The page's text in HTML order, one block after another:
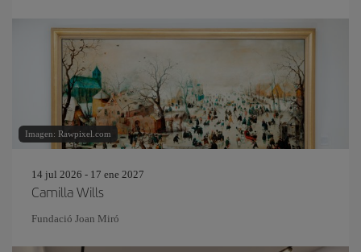
Imagen: Rawpixel.com
14 jul 2026 - 17 ene 2027
Camilla Wills
Fundació Joan Miró